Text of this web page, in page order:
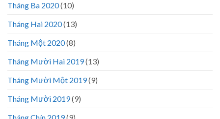
Tháng Ba 2020(10)
Tháng Hai 2020(13)
Tháng Một 2020(8)
Tháng Mười Hai 2019(13)
Tháng Mười Một 2019(9)
Tháng Mười 2019(9)